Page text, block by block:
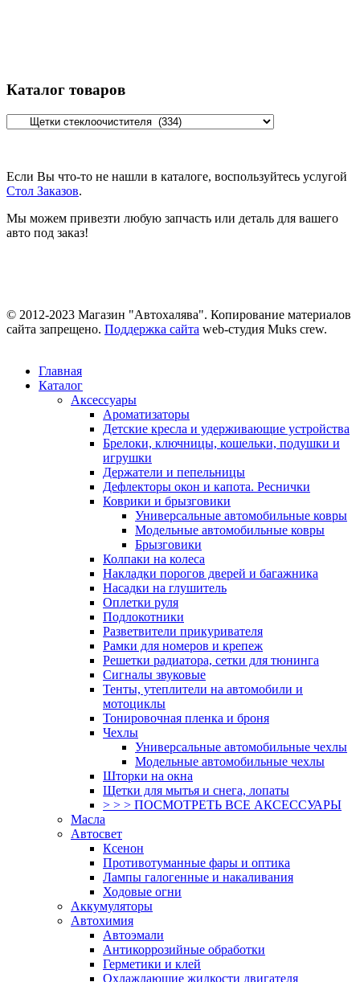
Каталог товаров
Если Вы что-то не нашли в каталоге, воспользуйтесь услугой
Стол Заказов.
Мы можем привезти любую запчасть или деталь для вашего
авто под заказ!
© 2012-2023 Магазин "Автохалява". Копирование материалов
сайта запрещено. Поддержка сайта web-студия Muks crew.
Главная
Каталог
Аксессуары
Ароматизаторы
Детские кресла и удерживающие устройства
Брелоки, ключницы, кошельки, подушки и
игрушки
Держатели и пепельницы
Дефлекторы окон и капота. Реснички
Коврики и брызговики
Универсальные автомобильные ковры
Модельные автомобильные ковры
Брызговики
Колпаки на колеса
Накладки порогов дверей и багажника
Насадки на глушитель
Оплетки руля
Подлокотники
Разветвители прикуривателя
Рамки для номеров и крепеж
Решетки радиатора, сетки для тюнинга
Сигналы звуковые
Тенты, утеплители на автомобили и
мотоциклы
Тонировочная пленка и броня
Чехлы
Универсальные автомобильные чехлы
Модельные автомобильные чехлы
Шторки на окна
Щетки для мытья и снега, лопаты
> > > ПОСМОТРЕТЬ ВСЕ АКСЕССУАРЫ
Масла
Автосвет
Ксенон
Противотуманные фары и оптика
Лампы галогенные и накаливания
Ходовые огни
Аккумуляторы
Автохимия
Автоэмали
Антикоррозийные обработки
Герметики и клей
Охлаждающие жидкости двигателя